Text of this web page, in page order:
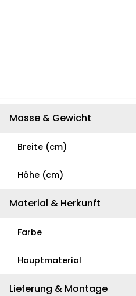
Masse & Gewicht
Breite (cm)
Höhe (cm)
Material & Herkunft
Farbe
Hauptmaterial
Lieferung & Montage